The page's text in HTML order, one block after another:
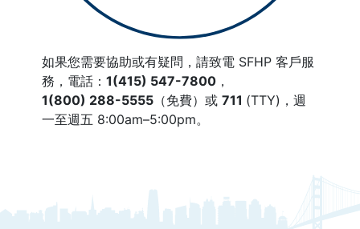
如果您需要協助或有疑問，請致電 SFHP 客戶服
務， 電話：1(415) 547-7800 ，
1(800) 288-5555 （免費）或711 (TTY)，週
一至週五 8:00am–5:00pm。